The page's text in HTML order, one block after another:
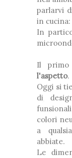
parlarvi
in
In
Il
l'aspetto.
Oggi si
di
colori
a
abbiate.
Le
❆
*